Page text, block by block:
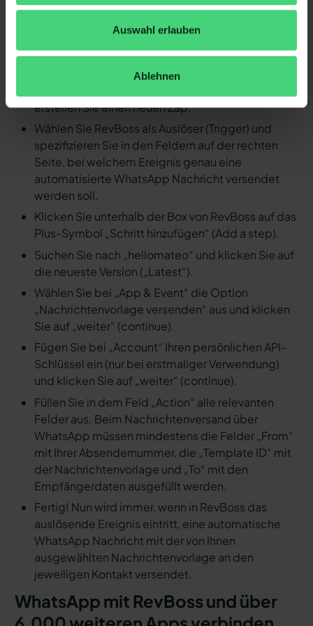
Auswahl erlauben
Ablehnen
automatisierte WhatsApp
Nachricht versenden
erstellen Sie einen neuen Zap.
Wählen Sie RevBoss als Auslöser (Trigger) und
spezifizieren Sie in den Feldern auf der rechten
Seite, bei welchem Ereignis genau eine
automatisierte WhatsApp Nachricht versendet
werden soll.
Klicken Sie unterhalb der Box von RevBoss auf das
Plus-Symbol „Schritt hinzufügen“ (Add a step).
Suchen Sie nach „hellomateo“ und klicken Sie auf
die neueste Version („Latest“).
Wählen Sie bei „App & Event“ die Option
„Nachrichtenvorlage versenden“ aus und klicken
Sie auf „weiter“ (continue).
Fügen Sie bei „Account“ Ihren persönlichen API-
Schlüssel ein (nur bei erstmaliger Verwendung)
und klicken Sie auf „weiter“ (continue).
Füllen Sie in dem Feld „Action“ alle relevanten
Felder aus. Beim Nachrichtenversand über
WhatsApp müssen mindestens die Felder „From“
mit Ihrer Absendernummer, die „Template ID“ mit
der Nachrichtenvorlage und „To“ mit den
Empfängerdaten ausgefüllt werden.
Fertig! Nun wird immer, wenn in RevBoss das
auslösende Ereignis eintritt, eine automatische
WhatsApp Nachricht mit der von Ihnen
ausgewählten Nachrichtenvorlage an den
jeweiligen Kontakt versendet.
WhatsApp mit RevBoss und über